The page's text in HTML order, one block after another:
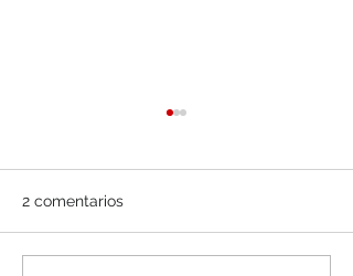
2 comentarios